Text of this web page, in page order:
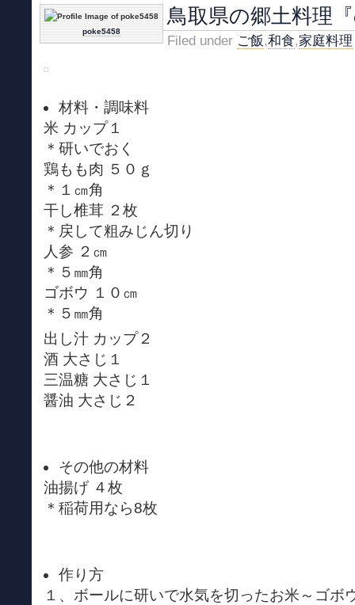
poke5458
鳥取県の郷土料理
Filed under ご飯,和食,家庭料理
材料・調味料
米 カップ１
＊研いでおく
鶏もも肉 ５０ｇ
＊１㎝角
干し椎茸 ２枚
＊戻して粗みじん切り
人参 ２㎝
＊５㎜角
ゴボウ １０㎝
＊５㎜角
出し汁 カップ２
酒 大さじ１
三温糖 大さじ１
醤油 大さじ２
その他の材料
油揚げ ４枚
＊稲荷用なら8枚
作り方
１、ボールに研いで水気を切ったお米～ゴボ